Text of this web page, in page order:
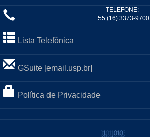
TELEFONE:
+55 (16) 3373-9700
Lista Telefônica
GSuite [email.usp.br]
Política de Privacidade